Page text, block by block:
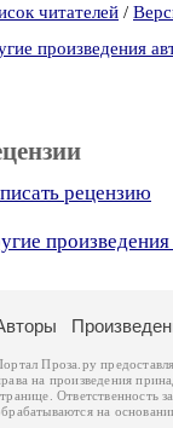
читателей /
произведения
рецензию
Проза.ру
на произведения
Ответственность
на